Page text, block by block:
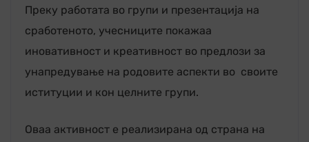
Преку работата во групи и презентација на
сработеното, учесниците покажаа
иновативност и креативност во предлози за
унапредување на родовите аспекти во своите
иституции и кон целните групи.
Оваа активност е реализирана од страна на